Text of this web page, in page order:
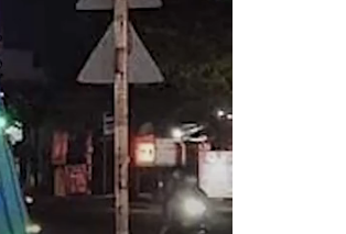
chuyến du